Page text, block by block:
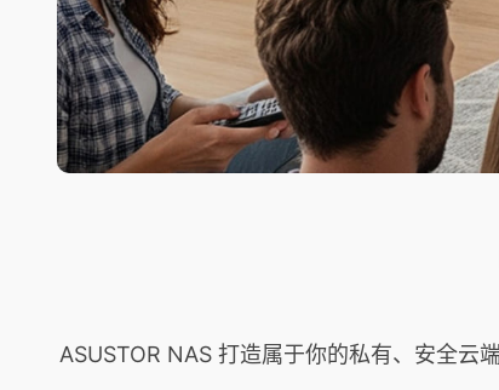
ASUSTOR NAS 打造属于你的私有、安全云